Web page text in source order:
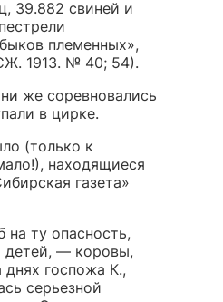
39.882 свиней и
племенных»,
1913. № 40; 54).
же соревновались
в цирке.
(только к
находящиеся
газета»
ту опасность,
детей, — коровы,
госпожа К.,
серьезной